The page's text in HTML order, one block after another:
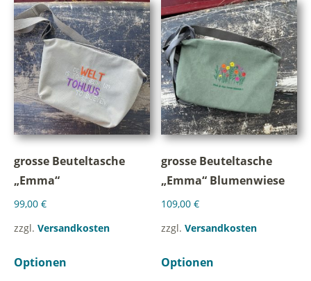
grosse Beuteltasche
„Emma“
99,00 €
zzgl. Versandkosten
Optionen
grosse Beuteltasche
„Emma“ Blumenwiese
109,00€
zzgl.Versandkosten
Optionen